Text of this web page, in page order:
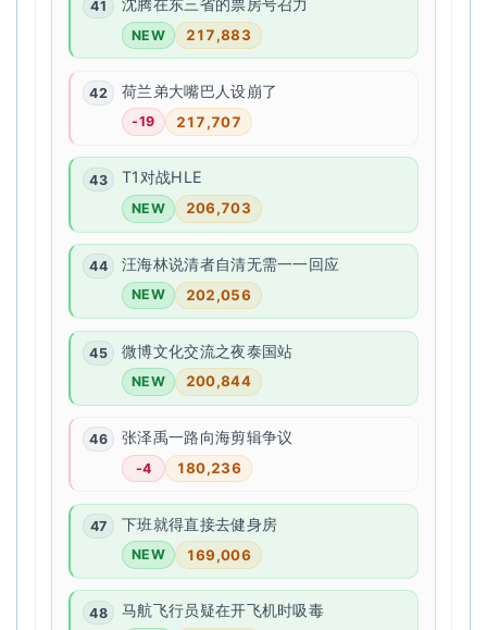
沈腾在东三省的票房号召力
NEW 217,883
荷兰弟大嘴巴人设崩了
-19 217,707
T1对战HLE
NEW 206,703
汪海林说清者自清无需一一回应
NEW 202,056
微博文化交流之夜泰国站
NEW 200,844
张泽禹一路向海剪辑争议
-4 180,236
下班就得直接去健身房
NEW 169,006
马航飞行员疑在开飞机时吸毒